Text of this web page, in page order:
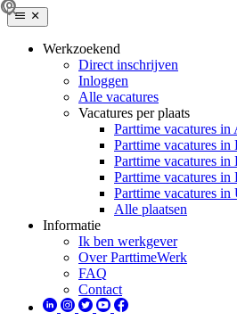
Werkzoekend
Direct inschrijven
Inloggen
Alle vacatures
Vacatures per plaats
Parttime vacatures in
Parttime vacatures in
Parttime vacatures in
Parttime vacatures in
Parttime vacatures in
Alle plaatsen
Informatie
Ik ben werkgever
Over ParttimeWerk
FAQ
Contact